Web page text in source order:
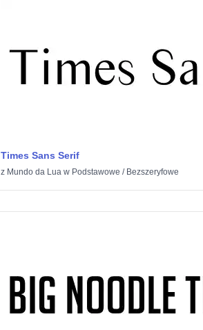
Times Sans Serif
z Mundo da Luaw Podstawowe / Bezszeryfowe